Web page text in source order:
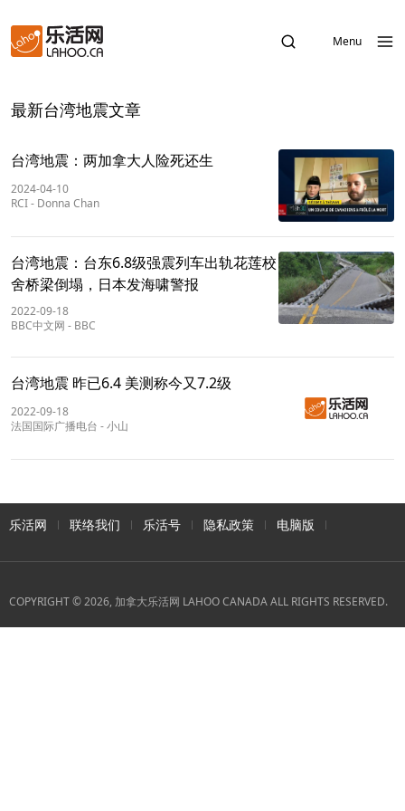
Menu
最新台湾地震文章
台湾地震：两加拿大人险死还生
2024-04-10
RCI- Donna Chan
台湾地震：台东6.8级强震列车出轨花莲校
舍桥梁倒塌，日本发海啸警报
2022-09-18
BBC中文网 - BBC
台湾地震 昨已6.4 美测称今又7.2级
2022-09-18
法国国际广播电台 -小山
乐活网 联络我们 乐活号 隐私政策 电脑版
COPYRIGHT © 2026, 加拿大乐活网 LAHOO CANADA ALL RIGHTS RESERVED.